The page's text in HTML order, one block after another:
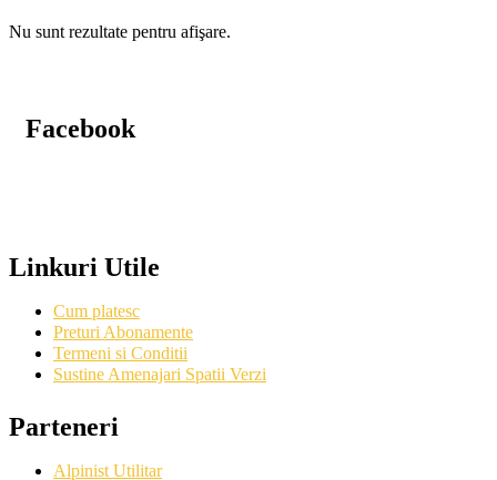
Nu sunt rezultate pentru afişare.
Facebook
Linkuri Utile
Cum platesc
Preturi Abonamente
Termeni si Conditii
Sustine Amenajari Spatii Verzi
Parteneri
Alpinist Utilitar